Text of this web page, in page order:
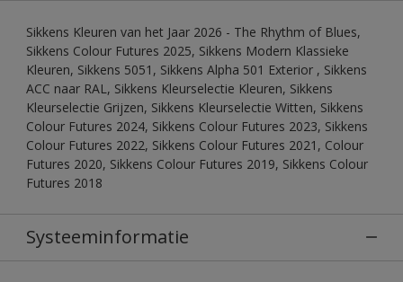
Sikkens Kleuren van het Jaar 2026 - The Rhythm of Blues,
Sikkens Colour Futures 2025, Sikkens Modern Klassieke
Kleuren, Sikkens 5051, Sikkens Alpha 501 Exterior , Sikkens
ACC naar RAL, Sikkens Kleurselectie Kleuren, Sikkens
Kleurselectie Grijzen, Sikkens Kleurselectie Witten, Sikkens
Colour Futures 2024, Sikkens Colour Futures 2023, Sikkens
Colour Futures 2022, Sikkens Colour Futures 2021, Colour
Futures 2020, Sikkens Colour Futures 2019, Sikkens Colour
Futures 2018
Systeeminformatie